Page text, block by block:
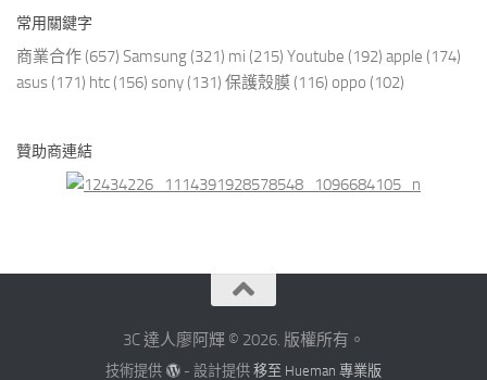
常用關鍵字
商業合作 (657) Samsung (321) mi (215) Youtube (192) apple (174)
asus (171) htc (156) sony (131) 保護殼膜 (116) oppo (102)
贊助商連結
3C 達人廖阿輝 © 2026. 版權所有。
技術提供 - 設計提供 移至 Hueman 專業版